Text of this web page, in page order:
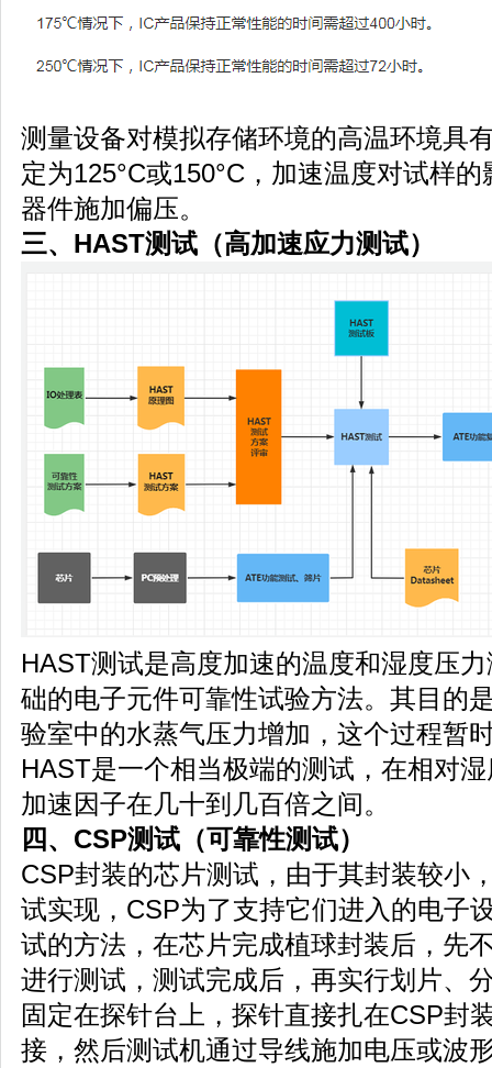
测量设备对模拟存储环境的高温环境具
定为125°C或150°C，加速温度对试样
器件施加偏压。
三、HAST测试 （高加速应力测试）
HAST测试是高度加速的温度和湿度压
础的电子元件可靠性试验方法。其目的
验室中的水蒸气压力增加，这个过程暂
HAST是一个相当极端的测试，在相对
加速因子在几十到几百倍之间。
四、CSP测试 （可靠性测试）
CSP封装的芯片测试，由于其封装较小
试实现，CSP为了支持它们进入的电子
试的方法，在芯片完成植球封装后，先
进行测试，测试完成后，再实行划片、
固定在探针台上，探针直接扎在CSP封
接，然后测试机通过导线施加电压或波